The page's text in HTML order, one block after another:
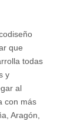
que
todas
y
al
con más
Aragón,